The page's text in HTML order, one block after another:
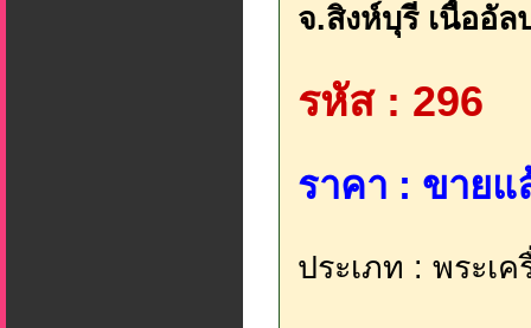
จ.สิงห์บุรี เนื้ออั
รหัส : 296
ราคา : ขายแ
ประเภท : พระเ